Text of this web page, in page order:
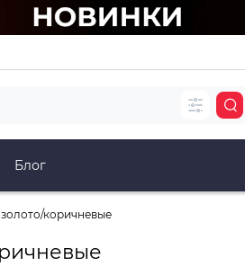
Блог
коричневые